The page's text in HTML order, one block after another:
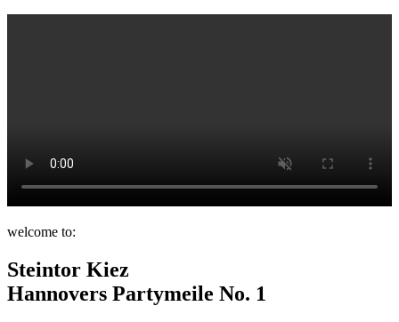
welcome to:
Steintor Kiez
Hannovers Partymeile No. 1